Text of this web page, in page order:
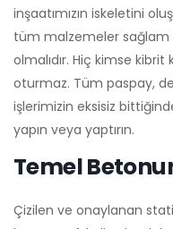
inşaatımızın iskeletini
tüm malzemeler
olmalıdır. Hiç kimse
oturmaz. Tüm paspay,
işlerimizin eksisiz
yapın veya yaptırın.
Temel
Çizilen ve onaylanan